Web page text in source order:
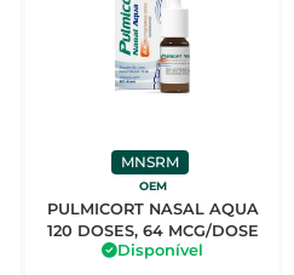
MNSRM
OEM
PULMICORT NASAL AQUA
120 DOSES, 64 MCG/DOSE
Disponível